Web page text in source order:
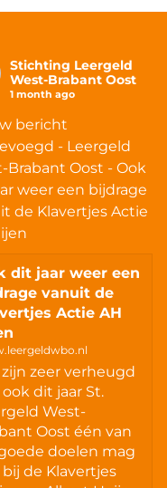
Stichting Leergeld
West-Brabant Oost
1 month ago
bericht
- Leergeld
Brabant Oost - Ook
weer een bijdrage
de Klavertjes Actie
dit jaar weer een
vanuit de
Actie AH
zeer verheugd
dit jaar St.
West-
Oost één van
doelen mag
bij de Klavertjes